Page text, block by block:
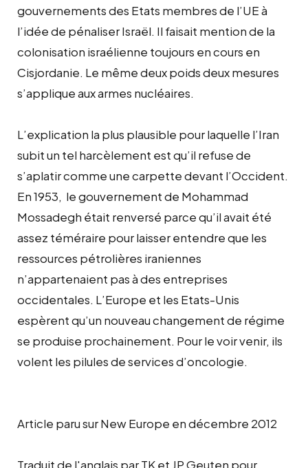
gouvernements des Etats membres de l’UE à
l’idée de pénaliser Israël. Il faisait mention de la
colonisation israélienne toujours en cours en
Cisjordanie. Le même deux poids deux mesures
s’applique aux armes nucléaires.
L’explication la plus plausible pour laquelle l’Iran
subit un tel harcèlement est qu’il refuse de
s’aplatir comme une carpette devant l’Occident.
En 1953, le gouvernement de Mohammad
Mossadegh était renversé parce qu’il avait été
assez téméraire pour laisser entendre que les
ressources pétrolières iraniennes
n’appartenaient pas à des entreprises
occidentales. L’Europe et les Etats-Unis
espèrent qu’un nouveau changement de régime
se produise prochainement. Pour le voir venir, ils
volent les pilules de services d’oncologie.
Article paru sur New Europe en décembre 2012
Traduit de l'anglais par TK et JP Geuten pour